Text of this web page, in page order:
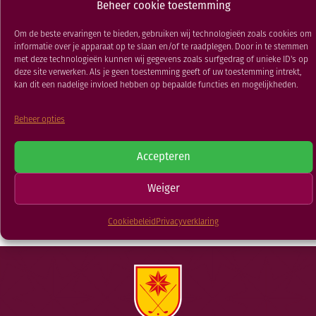
Beheer cookie toestemming
Om de beste ervaringen te bieden, gebruiken wij technologieën zoals cookies om
informatie over je apparaat op te slaan en/of te raadplegen. Door in te stemmen
met deze technologieën kunnen wij gegevens zoals surfgedrag of unieke ID's op
deze site verwerken. Als je geen toestemming geeft of uw toestemming intrekt,
kan dit een nadelige invloed hebben op bepaalde functies en mogelijkheden.
Beheer opties
Accepteren
Weiger
CookiebeleidPrivacyverklaring
GOLFSCHOOL
GOLFBAAN
Dames/ Heren / Senioren
06 JAN 2026
Heren / Senioren
NIEUWSOVERZICHT